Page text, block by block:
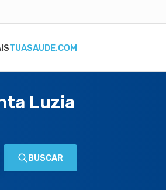
TUASAUDE.COM
Luzia
BUSCAR